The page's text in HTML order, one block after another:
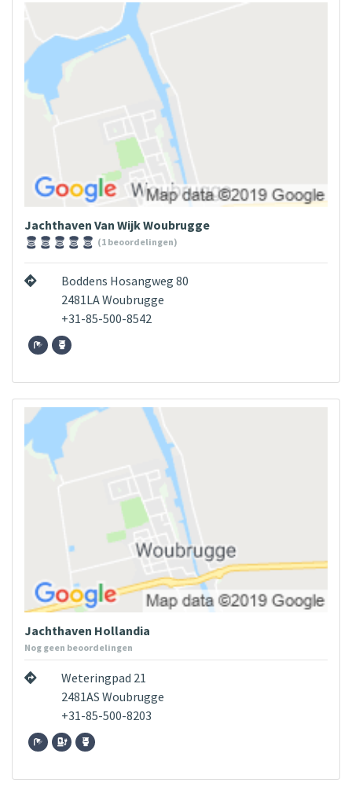
Jachthaven Van Wijk Woubrugge
(1 beoordelingen)
Boddens Hosangweg 80
2481LA Woubrugge
+31-85-500-8542
Jachthaven Hollandia
Nog geen beoordelingen
Weteringpad 21
2481AS Woubrugge
+31-85-500-8203